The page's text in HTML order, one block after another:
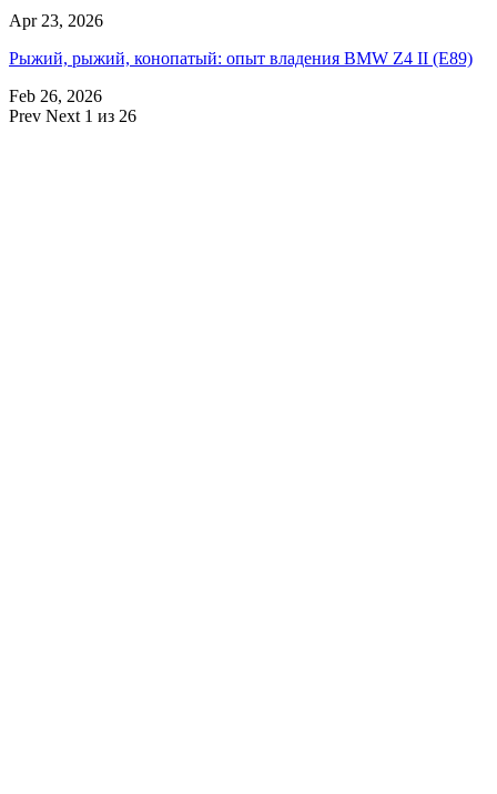
Apr 23, 2026
Рыжий, рыжий, конопатый: опыт владения BMW Z4 II (E89)
Feb 26, 2026
Prev Next 1 из 26